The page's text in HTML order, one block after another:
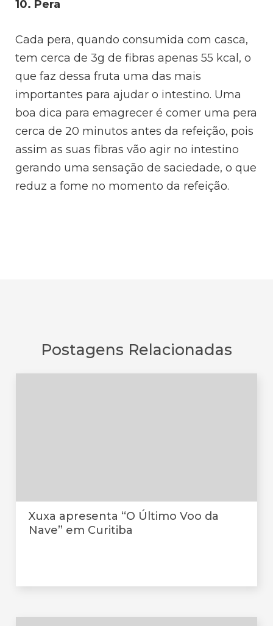
10. Pera
Cada pera, quando consumida com casca,
tem cerca de 3g de fibras apenas 55 kcal, o
que faz dessa fruta uma das mais
importantes para ajudar o intestino. Uma
boa dica para emagrecer é comer uma pera
cerca de 20 minutos antes da refeição, pois
assim as suas fibras vão agir no intestino
gerando uma sensação de saciedade, o que
reduz a fome no momento da refeição.
Postagens Relacionadas
Xuxa apresenta “O Último Voo da
Nave” em Curitiba